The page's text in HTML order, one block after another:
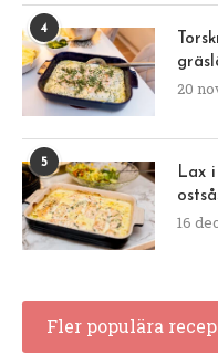
4
20
5
Lax
16
Fler populära